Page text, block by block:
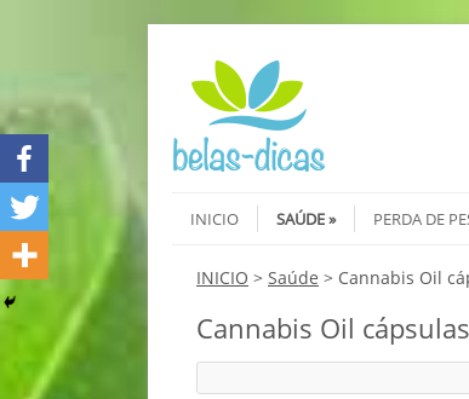
Menu
INICIO SAÚDE PERDA DE
INICIO > Saúde > Cannabis Oil
Cannabis Oil